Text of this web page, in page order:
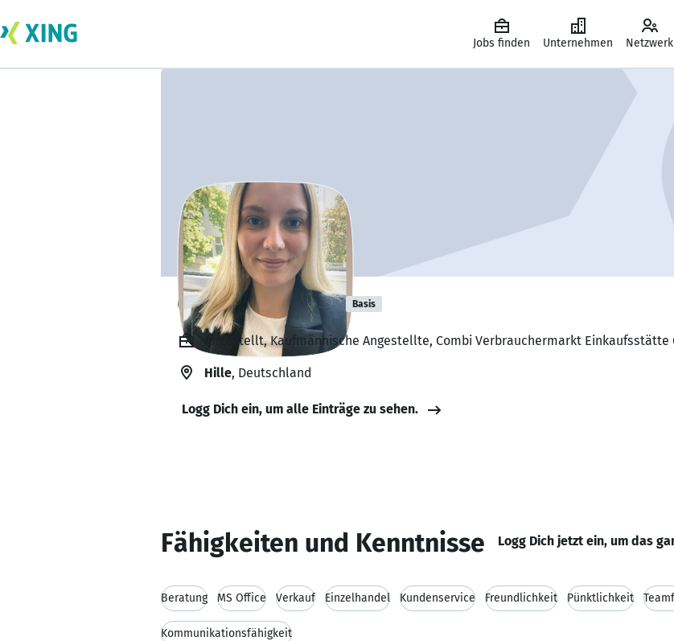
Jobs finden Unternehmen Netzwerk
Celina Kammler Basis
Angestellt, Kaufmännische Angestellte, Combi Verbrauchermarkt Einkaufsstätte
Hille, Deutschland
Logg Dich ein, um alle Einträge zu sehen.
Fähigkeiten und Kenntnisse Logg Dich jetzt ein, um das
Beratung MS Office Verkauf Einzelhandel Kundenservice Freundlichkeit Pünktlichkeit
Kommunikationsfähigkeit